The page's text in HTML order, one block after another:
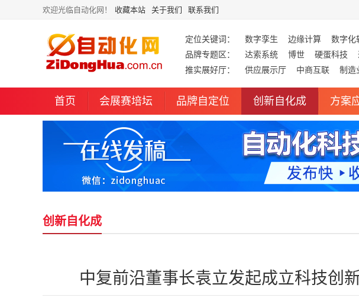
欢迎光临自动化网！ 收藏本站 关于我们 联系我们
定位关键词： 数字孪生 边缘计算 数字化
品牌专题区：
达索系统 博世 硬蛋科技
推实展好厅：
供应展示厅 中商互联 制造
首页 会展赛培坛 品牌自定位 创新自化成 方案
创新自化成
中复前沿董事长袁立发起成立科技创